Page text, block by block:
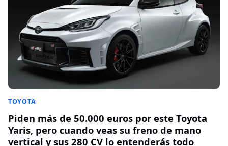
TOYOTA
Piden más de 50.000 euros por este Toyota
Yaris, pero cuando veas su freno de mano
vertical y sus 280 CV lo entenderás todo